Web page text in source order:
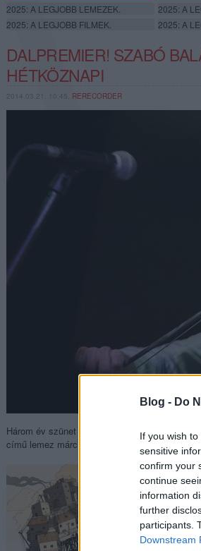
Blog - Do
If you wish
sensitive
confirm your
continue
information
further
participants.
Downstream
2025: A LEGJOBB LEMEZEK.
2025: A
2025: A LEGJOBB FILMEK.
2025: A
DALPREMIER! SZABÓ
HÉTKÖZNAPI
2014.03.21. 10:45, RERECORDER
Három év szünet után új albummal jelentkezik a
című lemez március 26-án jelenik meg, erről